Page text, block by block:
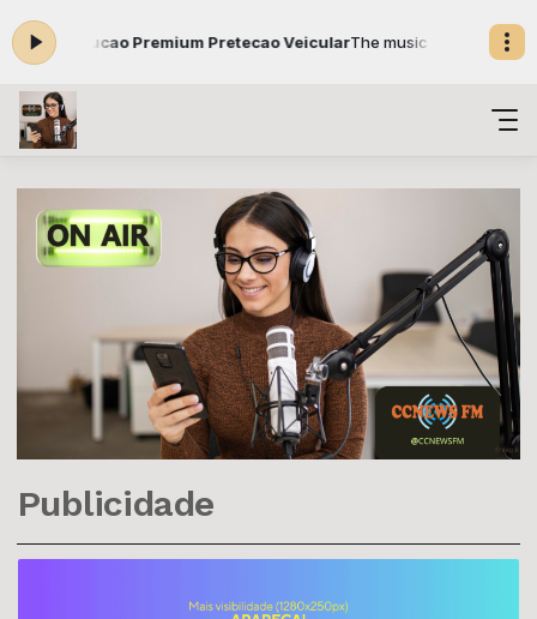
Premium Pretecao VeicularThe music of time com Jhonatas
Publicidade